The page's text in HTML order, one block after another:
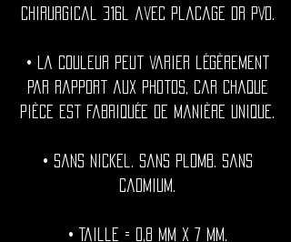
chirurgical 316l avec placage or PVD.
• La couleur peut varier légèrement
par rapport aux photos, car chaque
pièce est fabriquée de manière unique.
• Sans nickel. Sans plomb. Sans
cadmium.
• Taille = 0,8 mm x 7 mm.